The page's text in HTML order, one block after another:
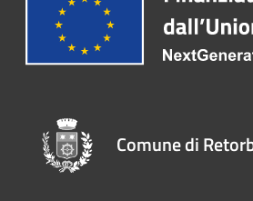
Comune di